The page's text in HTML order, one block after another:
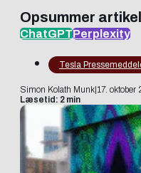
Opsummer
ChatGPTPerplexity
Tesla
Simon Kolath Munk 17.
Læsetid: 2 min